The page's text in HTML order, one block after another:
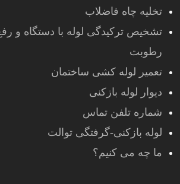
تخلیه چاه فاضلاب
تشخیص ترکیدگی لوله با دستگاه و
رطوبت
تعمیر لوله کشی ساختمان
دیوار لوله بازکنی
شماره تلفن تماس
لوله بازکنی-گرفتگی توالت
ما چه می کنیم؟